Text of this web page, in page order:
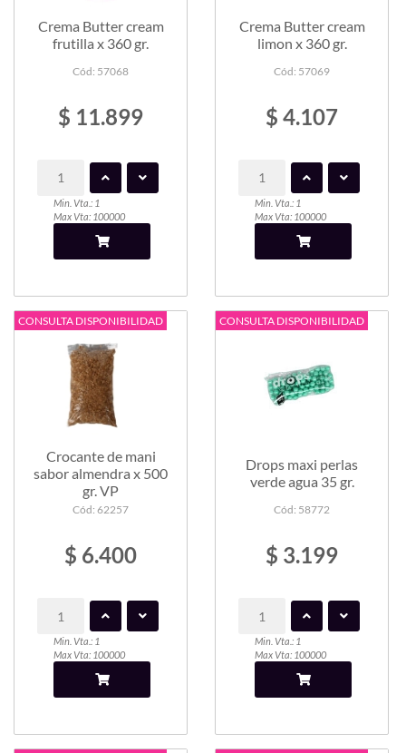
Crema Butter cream
frutilla x 360 gr.
Cód: 57068
$ 11.899
Min. Vta.: 1
Max Vta: 100000
Crema Butter cream
limon x 360 gr.
Cód: 57069
$ 4.107
Min. Vta.: 1
Max Vta: 100000
CONSULTA DISPONIBILIDAD
Crocante de mani
sabor almendra x 500
gr. VP
Cód: 62257
$ 6.400
Min. Vta.: 1
Max Vta: 100000
CONSULTA DISPONIBILIDAD
Drops maxi perlas
verde agua 35 gr.
Cód: 58772
$ 3.199
Min. Vta.: 1
Max Vta: 100000